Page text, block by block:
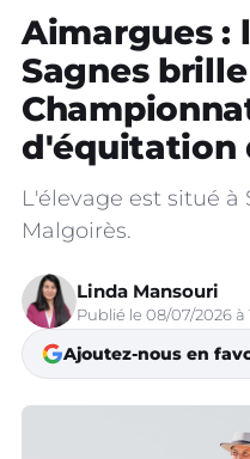
Aimargues :
Sagnes
d'équitation
L'élevage est situé à
Malgoirès.
Linda Mansouri
Publié le 08/07/2026 à
Ajoutez-nous en